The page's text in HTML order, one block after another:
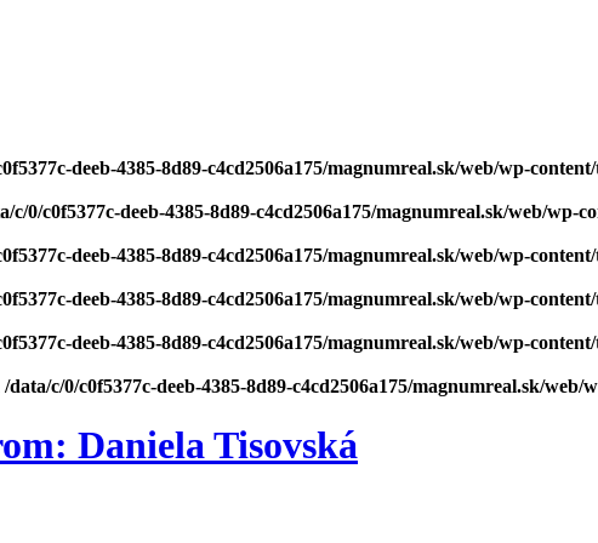
deeb-4385-8d89-c4cd2506a175/magnumreal.sk/web/wp-
c/0/c0f5377c-deeb-4385-8d89-c4cd2506a175/magnumreal.sk/web/wp-
deeb-4385-8d89-c4cd2506a175/magnumreal.sk/web/wp-
deeb-4385-8d89-c4cd2506a175/magnumreal.sk/web/wp-
deeb-4385-8d89-c4cd2506a175/magnumreal.sk/web/wp-
/data/c/0/c0f5377c-deeb-4385-8d89-c4cd2506a175/magnumreal.sk/
Daniela Tisovská